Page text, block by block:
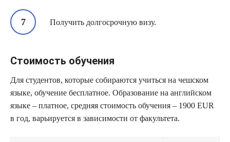
Получить долгосрочную визу.
Стоимость обучения
Для студентов, которые собираются учиться на чешском
языке, обучение бесплатное. Образование на английском
языке – платное, средняя стоимость обучения – 1900 EUR
в год, варьируется в зависимости от факультета.